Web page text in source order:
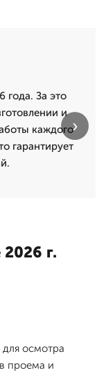
года. За это
и
каждого
гарантирует
›
г.
осмотра
проема и